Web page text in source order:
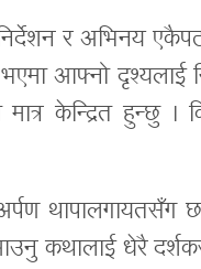
र अभिनय
आफ्नो दृश्यलाई
केन्द्रित हुन्छु ।
कथालाई धेरै